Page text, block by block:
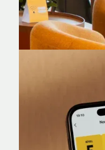
Nomad Lounge